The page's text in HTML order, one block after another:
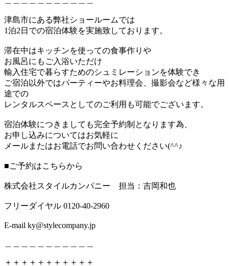
津島市にある弊社ショールームでは
1泊2日での宿泊体験を実施致しております。
滞在中はキッチンを使っての食事作りや
お風呂にもご入浴いただけ
輸入住宅で暮らすためのシュミレーションを体験でき
ご宿泊以外ではパーティーやお料理会、撮影会など様々な用
途での
レンタルスペースとしてのご利用も可能でございます。
宿泊体験につきましても完全予約制となります為、
お申し込みについてはお気軽に
メールまたはお電話でお問い合わせください(^^♪
■ご予約はこちらから
株式会社スタイルカンパニー 担当：吉岡和也
フリーダイヤル 0120-40-2960
E-mail ky@stylecompany.jp
＋＋＋＋＋＋＋＋＋＋＋